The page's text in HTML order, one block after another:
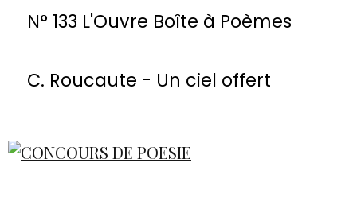
N° 133 L'Ouvre Boîte à Poèmes
C. Roucaute - Un ciel offert